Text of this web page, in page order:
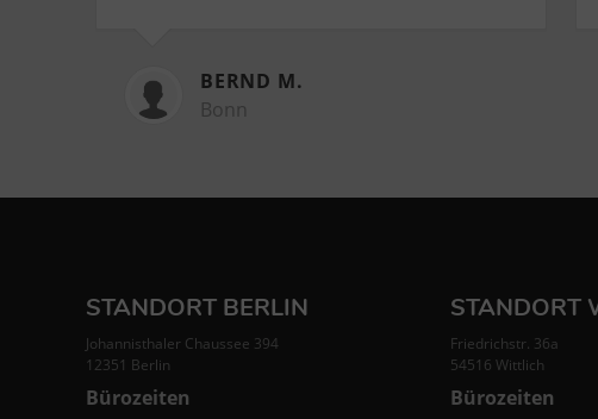
BERND M.
Bonn
STANDORT BERLIN
Johannisthaler Chaussee 394
12351 Berlin
Bürozeiten
STANDORT
Friedrichstr. 36a
54516 Wittlich
Bürozeiten